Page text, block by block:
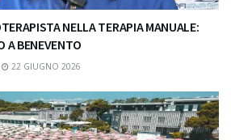
NELLA TERAPIA MANUALE:
A BENEVENTO
22 GIUGNO 2026